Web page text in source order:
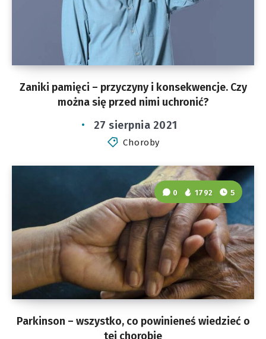
Zaniki pamięci – przyczyny i konsekwencje. Czy
można się przed nimi uchronić?
27 sierpnia 2021
Choroby
Parkinson – wszystko, co powinieneś wiedzieć o
tej chorobie
0 1792 5